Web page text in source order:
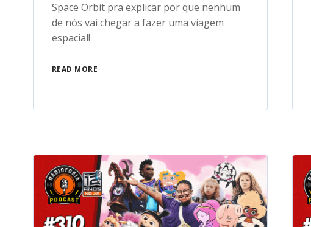
Space Orbit pra explicar por que nenhum
de nós vai chegar a fazer uma viagem
espacial!
READ MORE